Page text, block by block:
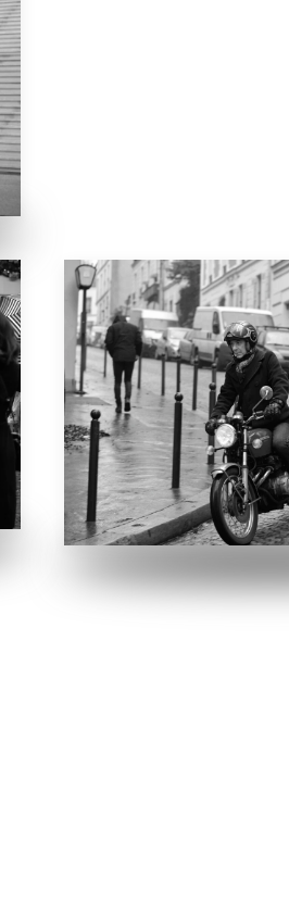
Paris,
Ein Dezembermorgen
noch frisch. Der Mann
wohl eilig. Ich muss